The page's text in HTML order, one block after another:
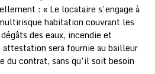
: « Le locataire s’engage à
habitation couvrant les
des eaux, incendie et
sera fournie au bailleur
du contrat, sans qu’il soit besoin